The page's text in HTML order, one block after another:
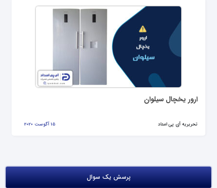
ارور یخچال سیلوان
تحریریه آی پی امداد 15 آگوست 2020
پرسش یک سوال